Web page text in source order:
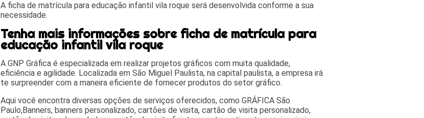
A ficha de matrícula para educação infantil vila roque será desenvolvida conforme a sua
necessidade.
Tenha mais informações sobre ficha de matrícula para
educação infantil vila roque
A GNP Gráfica é especializada em realizar projetos gráficos com muita qualidade,
eficiência e agilidade. Localizada em São Miguel Paulista, na capital paulista, a empresa irá
te surpreender com a maneira eficiente de fornecer produtos do setor gráfico.
Aqui você encontra diversas opções de serviços oferecidos, como GRÁFICA São
Paulo,Banners, banners personalizado, cartões de visita, cartão de visita personalizado,